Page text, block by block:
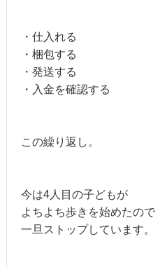
・仕入れる
・梱包する
・発送する
・入金を確認する
この繰り返し。
今は4人目の子どもが
よちよち歩きを始めたので
一旦ストップしています。